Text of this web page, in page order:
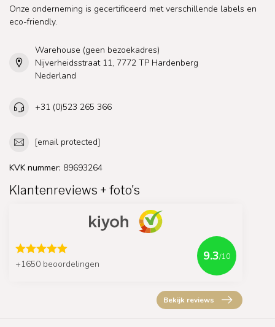
Onze onderneming is gecertificeerd met verschillende labels en
eco-friendly.
Warehouse (geen bezoekadres)
Nijverheidsstraat 11, 7772 TP Hardenberg
Nederland
+31 (0)523 265 366
[email protected]
KVK nummer: 89693264
Klantenreviews + foto's
+1650 beoordelingen
9.3/10
Bekijk reviews